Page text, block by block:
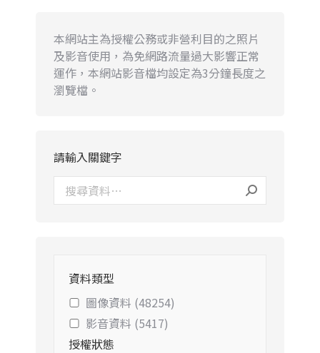
本網站主為授權公務或非營利目的之照片
及影音使用，為免網路流量過大影響正常
運作，本網站影音檔均設定為3分鐘長度之
瀏覽檔。
請輸入關鍵字
資料類型
圖像資料 (48254)
影音資料 (5417)
授權狀態